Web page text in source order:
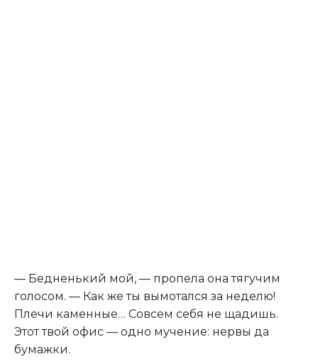
— Бедненький мой, — пропела она тягучим
голосом. — Как же ты вымотался за неделю!
Плечи каменные… Совсем себя не щадишь.
Этот твой офис — одно мучение: нервы да
бумажки.